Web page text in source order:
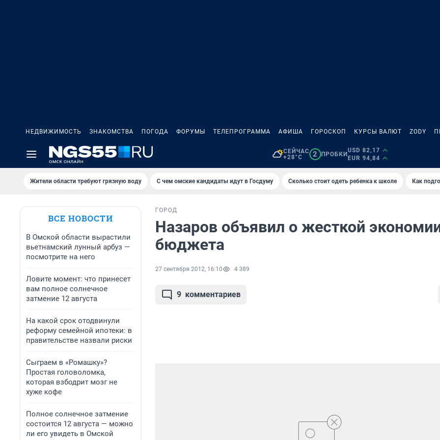
НЕДВИЖИМОСТЬ ЗНАКОМСТВА ПОГОДА ФОРУМЫ ТЕЛЕПРОГРАММА АФИША ГОРОСКОП КУРСЫ ВАЛЮТ ZODY
СЕЙЧАС
+28°C
2 ПРОБКИ
USD 82,17
EUR 94,84
Жители области требуют грязную воду С чем омские кандидаты идут в Госдуму Сколько стоит одеть ребенка к школе Как
ВСЕ НОВОСТИ
В Омской области вырастили
вьетнамский лунный арбуз —
посмотрите на него
Ловите момент: что принесет
вам полное солнечное
затмение 12 августа
На какой срок отодвинули
реформу семейной ипотеки: в
правительстве назвали риски
Сыграем в «Ромашку»?
Простая головоломка,
которая взбодрит мозг не
хуже кофе
Полное солнечное затмение
состоится 12 августа — можно
ли его увидеть в Омской
ГОРОД
Назаров объявил о жесткой
бюджета
27 сентября 2012, 16:10 4 389
9 комментариев